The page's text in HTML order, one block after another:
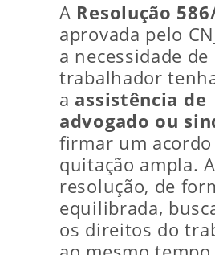
A Resolução
aprovada pelo
a necessidade de
trabalhador
a assistência de
advogado ou
firmar um acordo
quitação ampla. A
resolução, de
equilibrada,
os direitos do